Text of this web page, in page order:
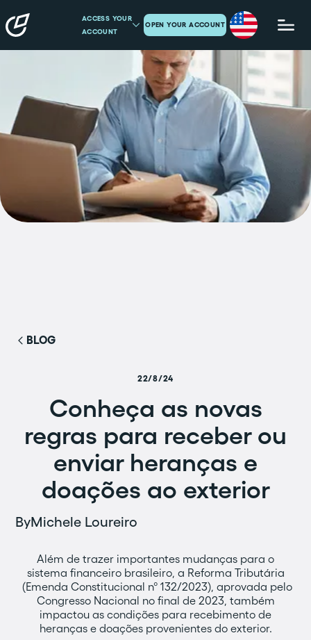
ACCESS YOUR
ACCOUNT
OPEN YOUR ACCOUNT
BLOG
22/8/24
Conheça as novas
regras para receber ou
enviar heranças e
doações ao exterior
ByMichele Loureiro
Além de trazer importantes mudanças para o
sistema financeiro brasileiro, a Reforma Tributária
(Emenda Constitucional nº 132/2023), aprovada pelo
Congresso Nacional no final de 2023, também
impactou as condições para recebimento de
heranças e doações provenientes do exterior.